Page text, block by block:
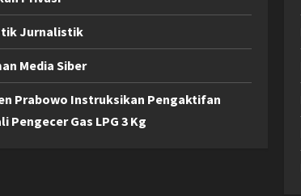
Jurnalistik
Media Siber
Prabowo Instruksikan Pengaktifan
Pengecer Gas LPG 3 Kg